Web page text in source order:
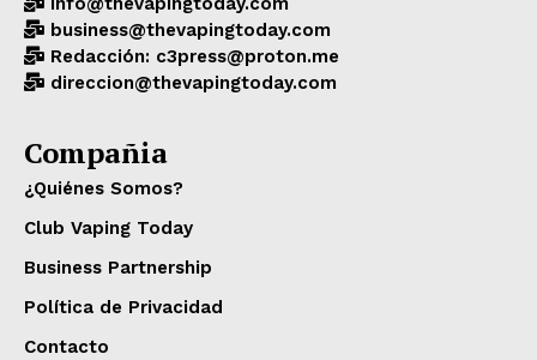
business@thevapingtoday.com
Redacción: c3press@proton.me
direccion@thevapingtoday.com
Compañia
¿Quiénes Somos?
Club Vaping Today
Business Partnership
Política de Privacidad
Contacto